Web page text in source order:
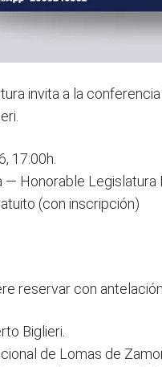
invita a la
17:00h.
— Honorable Legislatura
(con inscripción)
reservar con
Biglieri.
de Lomas de